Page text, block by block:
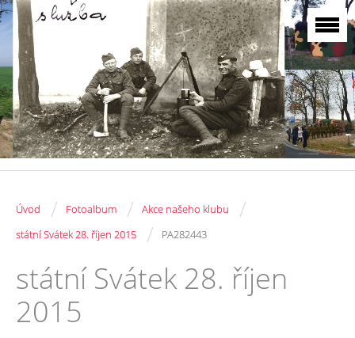
Úvod / Fotoalbum / Akce našeho klubu /
státní Svátek 28. říjen 2015 / PA282443
státní Svátek 28. říjen
2015